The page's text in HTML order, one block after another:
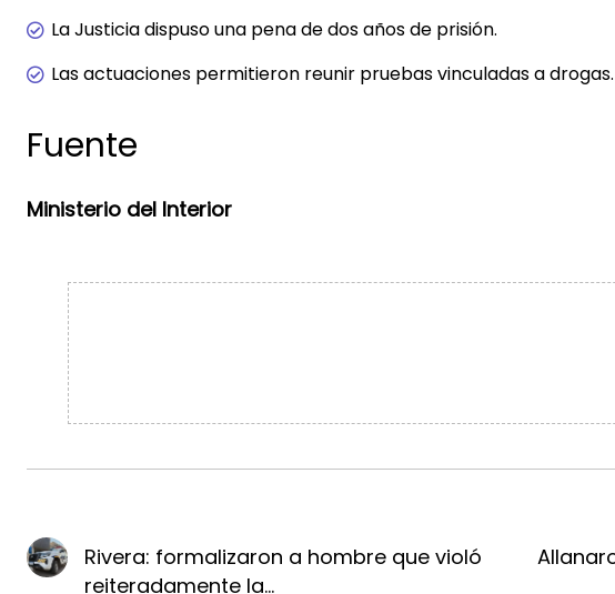
La Justicia dispuso una pena de dos años de prisión.
Las actuaciones permitieron reunir pruebas vinculadas a drogas.
Fuente
Ministerio del Interior
Rivera: formalizaron a hombre que violó
reiteradamente la...